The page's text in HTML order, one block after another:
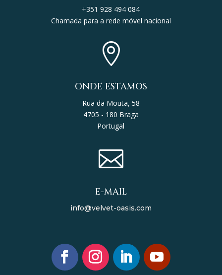
+351 928 494 084
Chamada para a rede móvel nacional

ONDE ESTAMOS
Rua da Mouta, 58
4705 - 180 Braga
Portugal

E-MAIL
info@velvet-oasis.com